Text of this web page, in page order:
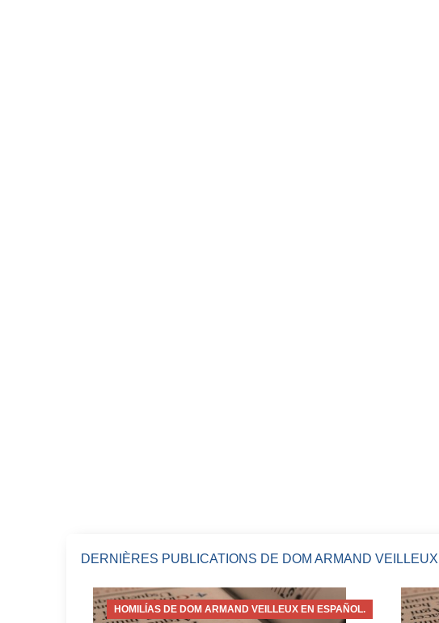
DERNIÈRES PUBLICATIONS DE DOM ARMAND VEILLEUX
HOMILÍAS DE DOM ARMAND VEILLEUX EN ESPAÑOL.